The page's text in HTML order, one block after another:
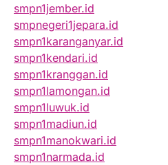
smpn1jember.id
smpnegeri1jepara.id
smpn1karanganyar.id
smpn1kendari.id
smpn1kranggan.id
smpn1lamongan.id
smpn1luwuk.id
smpn1madiun.id
smpn1manokwari.id
smpn1narmada.id